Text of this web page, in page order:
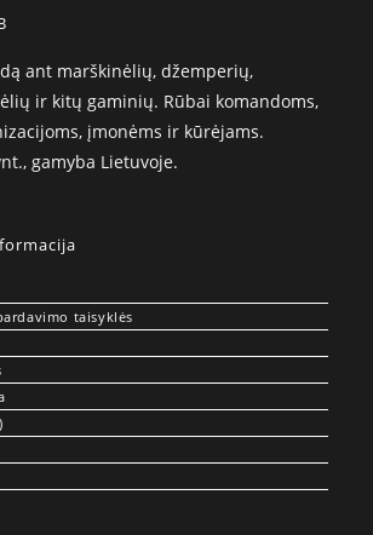
ant marškinėlių, džemperių,
ir kitų gaminių. Rūbai komandoms,
įmonėms ir kūrėjams.
gamyba Lietuvoje.
taisyklės